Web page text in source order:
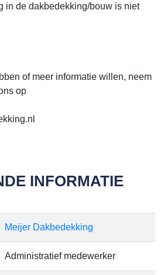
in de dakbedekking/bouw is niet
of meer informatie willen, neem
op
INFORMATIE
Meijer Dakbedekking
Administratief medewerker